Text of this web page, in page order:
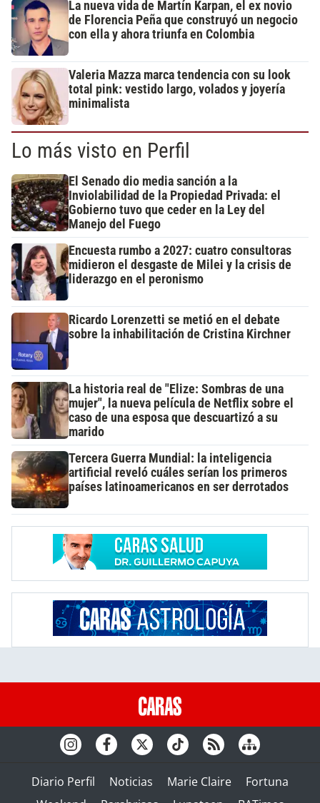
La nueva vida de Martín Karpan, el ex novio
de Florencia Peña que construyó un negocio
con ella y ahora triunfa en Colombia
Valeria Mazza marca tendencia con su look
total pink: vestido largo, volados y joyería
minimalista
Lo más visto en Perfil
El Senado dio media sanción a la
Inviolabilidad de la Propiedad Privada: el
Gobierno tuvo que ceder en la Ley del
Manejo del Fuego
Encuesta rumbo a 2027: cuatro consultoras
midieron el desgaste de Milei y la crisis de
liderazgo en el peronismo
Ricardo Lorenzetti se metió en el debate
sobre la inhabilitación de Cristina Kirchner
La historia real de "Elize: Sombras de una
mujer", la nueva película de Netflix sobre el
caso de una esposa que descuartizó a su
marido
Tercera Guerra Mundial: la inteligencia
artificial reveló cuáles serían los primeros
países latinoamericanos en ser derrotados
Diario Perfil Noticias Marie Claire
Fortuna